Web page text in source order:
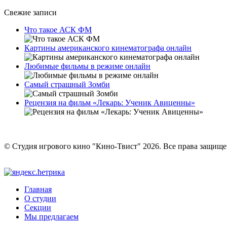
Свежие записи
Что такое АСК ФМ
Картины американского кинематографа онлайн
Любимые фильмы в режиме онлайн
Самый страшный Зомби
Рецензия на фильм «Лекарь: Ученик Авиценны»
© Студия игрового кино "Кино-Твист" 2026. Все права
Главная
О студии
Секции
Мы предлагаем